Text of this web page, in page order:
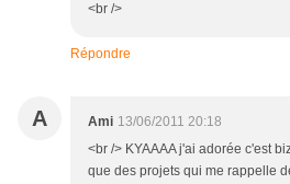
<br />
Répondre
A Ami 13/06/2011 20:18
<br /> KYAAAA j'ai adorée c'est
que des projets qui me rappelle